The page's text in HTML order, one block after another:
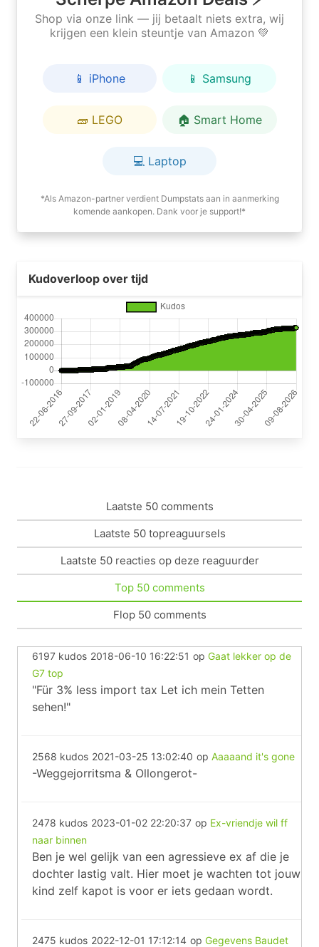
Shop via onze link — jij betaalt niets extra, wij
krijgen een klein steuntje van Amazon 💚
📱 iPhone 📱 Samsung
🧱 LEGO 🏠 Smart Home
💻 Laptop
*Als Amazon-partner verdient Dumpstats aan in aanmerking
komende aankopen. Dank voor je support!*
Kudoverloop over tijd
Laatste 50 comments
Laatste 50 topreaguursels
Laatste 50 reacties op deze reaguurder
Top 50 comments
Flop 50 comments
6197 kudos 2018-06-10 16:22:51 op Gaat lekker op de
G7 top
"Für 3% less import tax Let ich mein Tetten
sehen!"
2568 kudos 2021-03-25 13:02:40 op Aaaaand it's gone
-Weggejorritsma & Ollongerot-
2478 kudos 2023-01-02 22:20:37 op Ex-vriendje wil ff
naar binnen
Ben je wel gelijk van een agressieve ex af die je
dochter lastig valt. Hier moet je wachten tot jouw
kind zelf kapot is voor er iets gedaan wordt.
2475 kudos 2022-12-01 17:12:14 op Gegevens Baudet